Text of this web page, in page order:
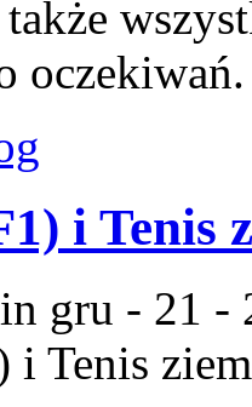
i Tenis
gru - 21 -
i Tenis